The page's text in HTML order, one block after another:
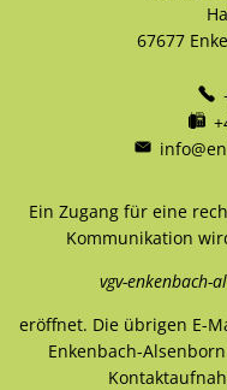
67677
Ein Zugang für eine
Kommunikation
vgv-enkenbach-
eröffnet. Die übrigen E-
Enkenbach-